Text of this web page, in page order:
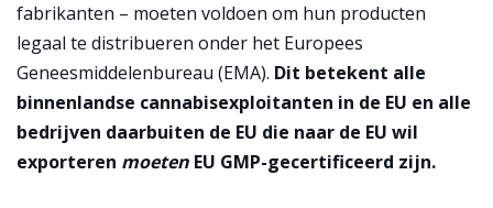
fabrikanten – moeten voldoen om hun producten
legaal te distribueren onder het Europees
Geneesmiddelenbureau (EMA). Dit betekent alle
binnenlandse cannabisexploitanten in de EU en alle
bedrijven daarbuiten de EU die naar de EU wil
exporteren moeten EU GMP-gecertificeerd zijn.